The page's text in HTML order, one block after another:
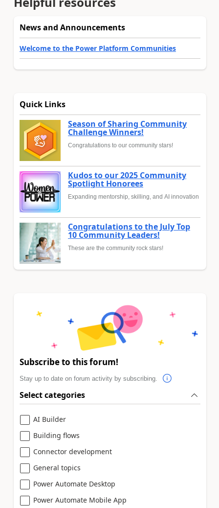
News and Announcements
Welcome to the Power Platform Communities
Quick Links
Season of Sharing Community
Challenge Winners!
Congratulations to our community stars!
Kudos to our 2025 Community
Spotlight Honorees
Expanding mentorship, skilling, and AI innovation
Congratulations to the July Top
10 Community Leaders!
These are the community rock stars!
Subscribe to this forum!
Stay up to date on forum activity by subscribing.
Select categories
AI Builder
Building flows
Connector development
General topics
Power Automate Desktop
Power Automate Mobile App